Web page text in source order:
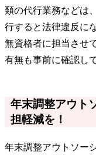
類の代行業務などは
行すると法律違反に
無資格者に担当させ
有無も事前に確認し
年末調整アウト
担軽減を！
年末調整アウトソー